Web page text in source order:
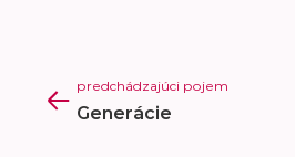
predchádzajúci pojem
Generácie